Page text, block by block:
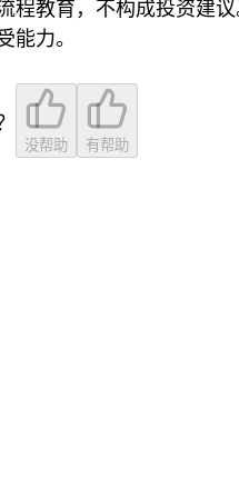
程教育，不构成投资建议
能力。
没帮助 有帮助